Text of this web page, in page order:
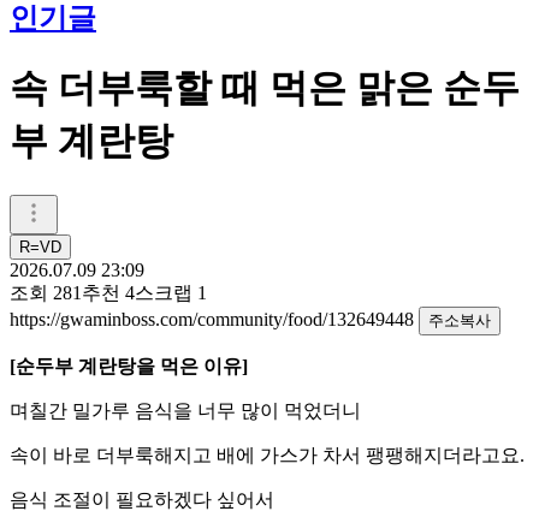
인기글
속 더부룩할 때 먹은 맑은 순두
부 계란탕
R=VD
2026.07.09 23:09
조회 281 추천 4스크랩 1
https://gwaminboss.com/community/food/132649448
주소복사
[순두부 계란탕을 먹은 이유]
며칠간 밀가루 음식을 너무 많이 먹었더니
속이 바로 더부룩해지고 배에 가스가 차서 팽팽해지더라고요.
음식 조절이 필요하겠다 싶어서